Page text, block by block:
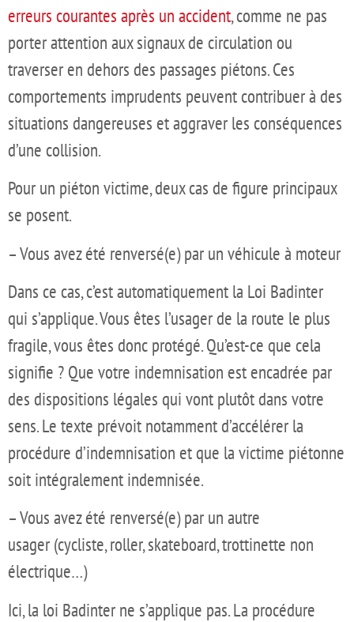
erreurs courantes après un accident, comme ne pas
porter attention aux signaux de circulation ou
traverser en dehors des passages piétons. Ces
comportements imprudents peuvent contribuer à des
situations dangereuses et aggraver les conséquences
d’une collision.
Pour un piéton victime, deux cas de figure principaux
se posent.
– Vous avez été renversé(e) par un véhicule à moteur
Dans ce cas, c’est automatiquement la Loi Badinter
qui s’applique. Vous êtes l’usager de la route le plus
fragile, vous êtes donc protégé. Qu’est-ce que cela
signifie ? Que votre indemnisation est encadrée par
des dispositions légales qui vont plutôt dans votre
sens. Le texte prévoit notamment d’accélérer la
procédure d’indemnisation et que la victime piétonne
soit intégralement indemnisée.
– Vous avez été renversé(e) par un autre
usager (cycliste, roller, skateboard, trottinette non
électrique…)
Ici, la loi Badinter ne s’applique pas. La procédure